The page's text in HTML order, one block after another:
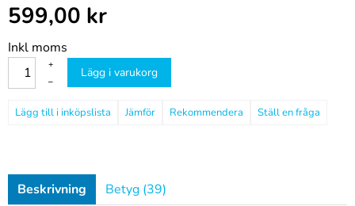
599,00 kr
Inkl moms
+
–
Lägg i varukorg
Jämför Rekommendera Ställ en fråga
Beskrivning Betyg (39)